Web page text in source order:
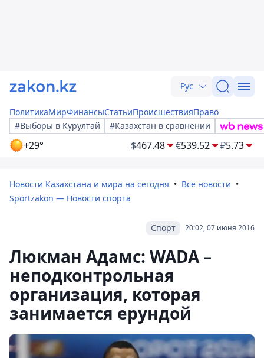
Рус
ПолитикаМирФинансыСтатьиПроисшествияПраво
#Выборы в Курултай
#Казахстан в сравнении
+29° $467.48 €539.52 ₽5.73
Новости Казахстана и мира на сегодня
Все новости
Sportzakon — Новости спорта
20:02, 07 июня 2016
Спорт
Люкман Адамс: WADA –
неподконтрольная
организация, которая
занимается ерундой